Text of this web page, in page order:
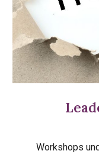
Workshops